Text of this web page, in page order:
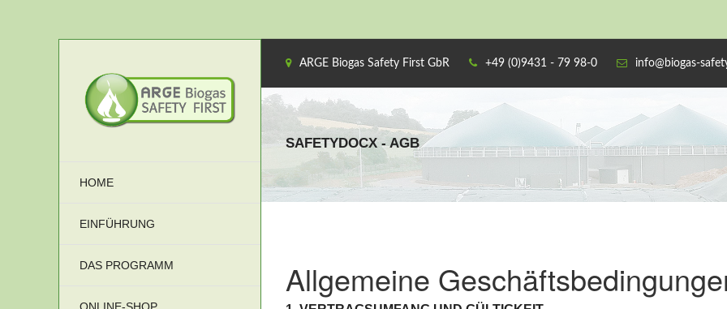
HOME
EINFÜHRUNG
DAS PROGRAMM
ARGE Biogas Safety First GbR +49 (0)9431 - 79 98-0 info@biogas-
SAFETYDOCX - AGB
Allgemeine